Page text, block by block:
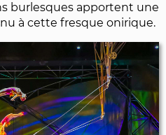
burlesques apportent une
à cette fresque onirique.